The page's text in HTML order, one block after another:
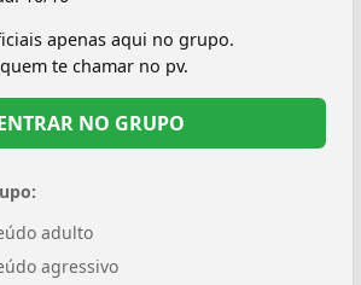
apenas aqui no grupo.
te chamar no pv.
NO GRUPO
adulto
agressivo